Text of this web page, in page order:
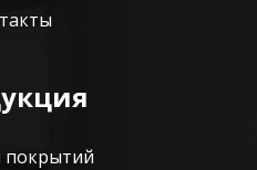
покрытий